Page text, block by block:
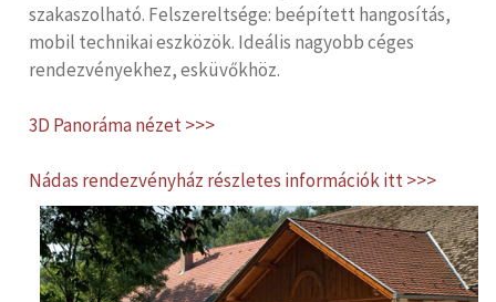
szakaszolható. Felszereltsége: beépített hangosítás,
mobil technikai eszközök. Ideális nagyobb céges
rendezvényekhez, esküvőkhöz.
3D Panoráma nézet >>>
Nádas rendezvényház részletes információk itt >>>